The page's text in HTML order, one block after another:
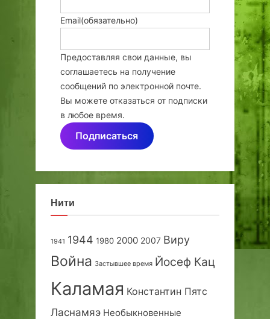
Email(обязательно)
Предоставляя свои данные, вы
соглашаетесь на получение
сообщений по электронной почте.
Вы можете отказаться от подписки
в любое время.
Подписаться
Нити
1941 1944 1980 2000 2007 Виру
Война Застывшее время Йосеф Кац
Каламая Константин Пятс
Ласнамяэ Необыкновенные